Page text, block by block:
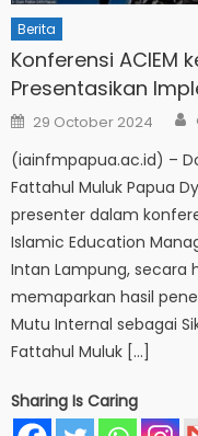
Berita
Konferensi ACIEM
Presentasikan
Posted
on
29 October 2024
(iainfmpapua.ac.id) –
Fattahul Muluk Papua
presenter dalam
Islamic Education
Intan Lampung, secara
memaparkan hasil
Mutu Internal sebagai
Fattahul Muluk […]
Sharing Is Caring